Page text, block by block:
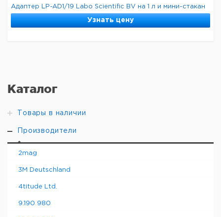
Каталог
Товары в наличии
Производители
2mag
3M Deutschland
4titude Ltd.
9.190 980
Адаптер LP-AD1/19 Labo Scientific BV на 1 л и мини-стакан
Узнать цену